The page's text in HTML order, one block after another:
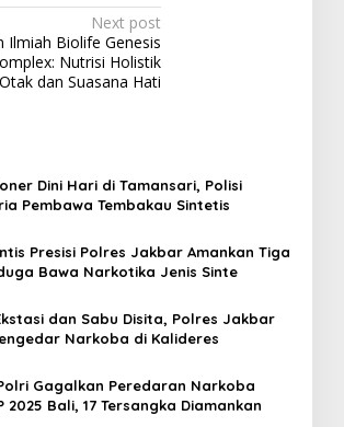
Next post
Ilmiah Biolife Genesis
Nutrisi Holistik
dan Suasana Hati
Dini Hari di Tamansari, Polisi
Pembawa Tembakau Sintetis
Presisi Polres Jakbar Amankan Tiga
Bawa Narkotika Jenis Sinte
dan Sabu Disita, Polres Jakbar
Narkoba di Kalideres
Gagalkan Peredaran Narkoba
2025 Bali, 17 Tersangka Diamankan